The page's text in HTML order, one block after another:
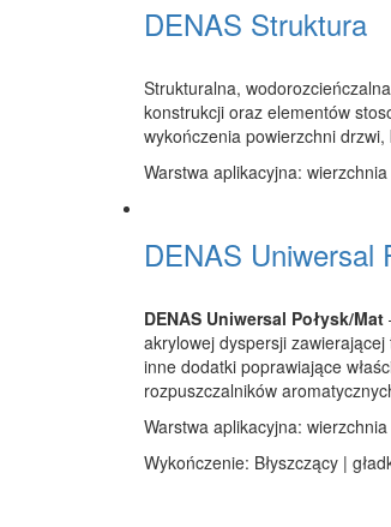
DENAS Struktura
Strukturalna,
konstrukcji oraz elementów
wykończenia powierzchni drzwi,
Warstwa aplikacyjna: wierzchnia
DENAS Uniwersal
DENAS Uniwersal Połysk/Mat
akrylowej dyspersji
inne dodatki poprawiające
rozpuszczalników
Warstwa aplikacyjna: wierzchnia
Wykończenie: Błyszczący |